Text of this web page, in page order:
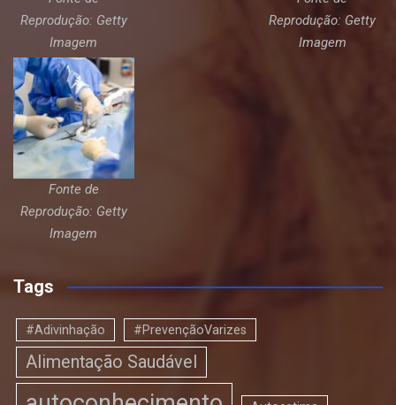
Reprodução: Getty
Imagem
Reprodução: Getty
Imagem
Fonte de
Reprodução: Getty
Imagem
Tags
#Adivinhação #PrevençãoVarizes
Alimentação Saudável